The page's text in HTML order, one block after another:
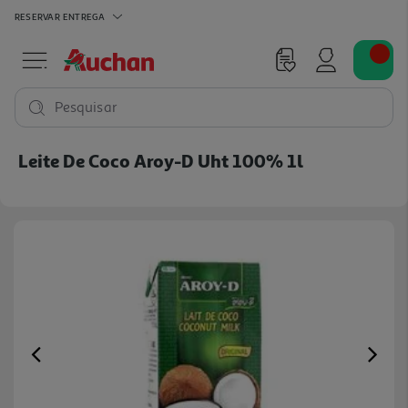
RESERVAR ENTREGA
Pesquisar
Leite De Coco Aroy-D Uht 100% 1l
Previous